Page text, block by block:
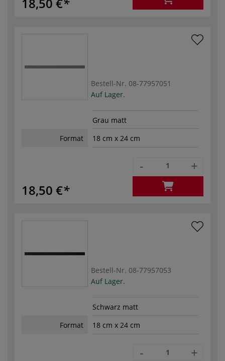
Bestell-Nr. 08-77957051
Auf Lager.
Grau matt
Format
18 cm x 24 cm
18,50 €
- +
Bestell-Nr. 08-77957053
Auf Lager.
Schwarz matt
Format
18 cm x 24 cm
- +